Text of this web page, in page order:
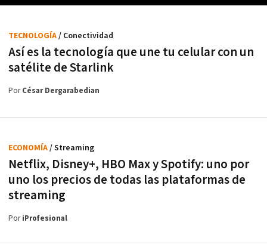
Así es la tecnología que une tu celular con un
satélite de Starlink
TECNOLOGÍA/ Conectividad
PorCésar Dergarabedian
Netflix, Disney+, HBO Max y Spotify: uno por
uno los precios de todas las plataformas de
streaming
ECONOMÍA/ Streaming
PoriProfesional